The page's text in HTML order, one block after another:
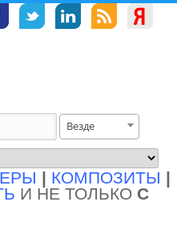
Везде
| КОМПОЗИТЫ |
И НЕ ТОЛЬКО С